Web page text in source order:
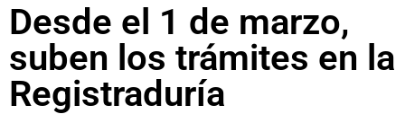
Desde el 1 de marzo,
suben los trámites en la
Registraduría